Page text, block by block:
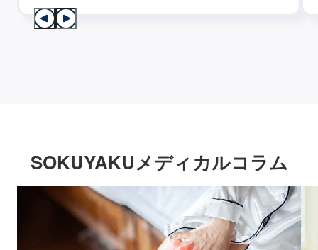
SOKUYAKUメディカルコラム